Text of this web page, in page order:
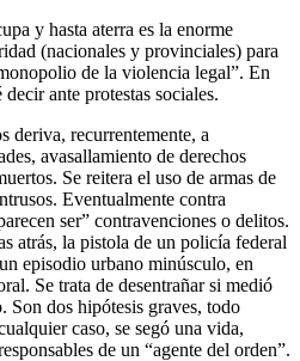
y hasta aterra es la enorme
(nacionales y provinciales) para
de la violencia legal”. En
ante protestas sociales.
deriva, recurrentemente, a
avasallamiento de derechos
Se reitera el uso de armas de
Eventualmente contra
ser” contravenciones o delitos.
atrás, la pistola de un policía federal
episodio urbano minúsculo, en
Se trata de desentrañar si medió
Son dos hipótesis graves, todo
caso, se segó una vida,
de un “agente del orden”.